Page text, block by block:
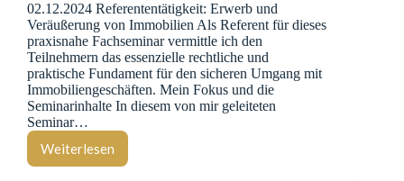
02.12.2024 Referententätigkeit: Erwerb und
Veräußerung von Immobilien Als Referent für dieses
praxisnahe Fachseminar vermittle ich den
Teilnehmern das essenzielle rechtliche und
praktische Fundament für den sicheren Umgang mit
Immobiliengeschäften. Mein Fokus und die
Seminarinhalte In diesem von mir geleiteten
Seminar…
Weiterlesen
Seminar:
Immobilienrecht